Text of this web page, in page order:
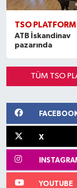
TSO PLATFORM
ATB İskandinav
pazarında
TÜM TSO
X
YOUTUBE